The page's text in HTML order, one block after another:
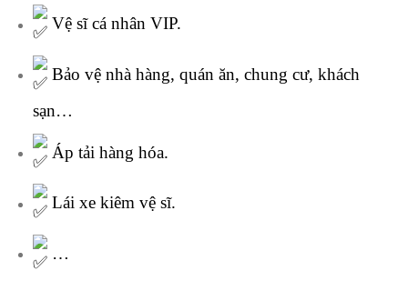
Vệ sĩ cá nhân VIP.
Bảo vệ nhà hàng, quán ăn, chung cư, khách
sạn…
Áp tải hàng hóa.
Lái xe kiêm vệ sĩ.
…